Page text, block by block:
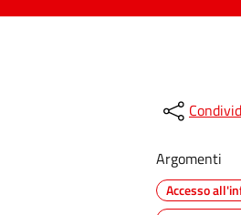
Argomenti
Accesso